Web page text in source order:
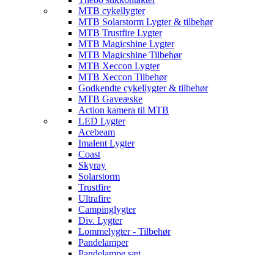
MTB cykellygter
MTB Solarstorm Lygter & tilbehør
MTB Trustfire Lygter
MTB Magicshine Lygter
MTB Magicshine Tilbehør
MTB Xeccon Lygter
MTB Xeccon Tilbehør
Godkendte cykellygter & tilbehør
MTB Gaveæske
Action kamera til MTB
LED Lygter
Acebeam
Imalent Lygter
Coast
Skyray
Solarstorm
Trustfire
Ultrafire
Campinglygter
Div. Lygter
Lommelygter - Tilbehør
Pandelamper